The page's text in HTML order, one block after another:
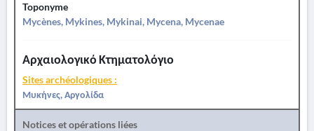
Toponyme
Mycènes, Mykines, Mykinai, Mycena, Mycenae
Αρχαιολογικό Κτηματολόγιο
Sites archéologiques :
Μυκήνες, Αργολίδα
Notices et opérations liées